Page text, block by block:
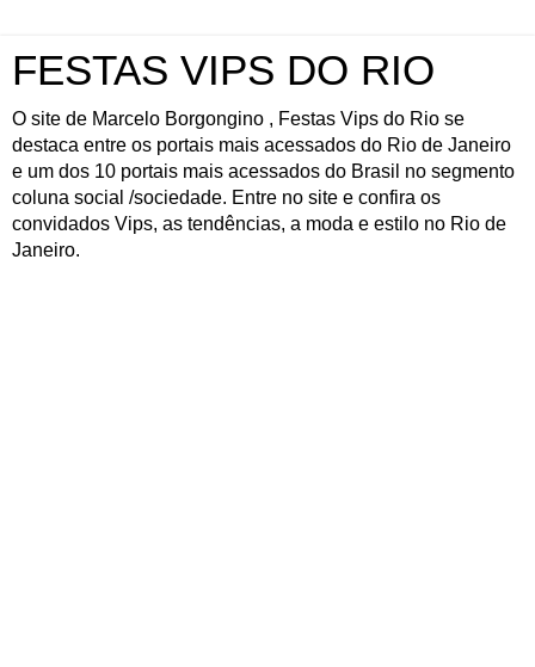
FESTAS VIPS DO RIO
O site de Marcelo Borgongino , Festas Vips do Rio se
destaca entre os portais mais acessados do Rio de Janeiro
e um dos 10 portais mais acessados do Brasil no segmento
coluna social /sociedade. Entre no site e confira os
convidados Vips, as tendências, a moda e estilo no Rio de
Janeiro.